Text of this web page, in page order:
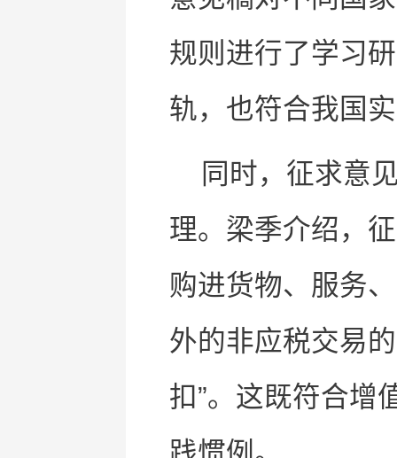
规则进行了学习
轨，也符合我国
同时，征求意
理。梁季介绍，
购进货物、服务
外的非应税交易
扣”。这既符合增